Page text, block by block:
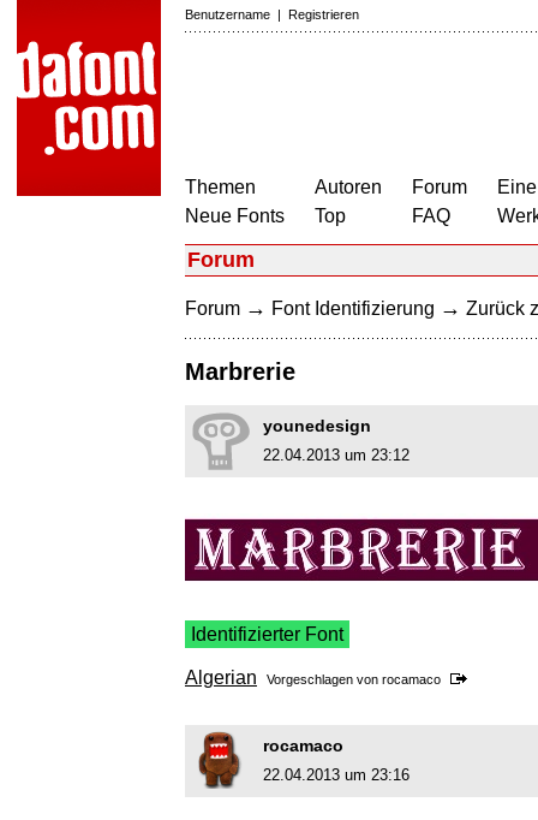
Benutzername | Registrieren
Themen
Neue Fonts
Autoren
Top
Forum
FAQ
Forum
Forum → Font Identifizierung → Zurück
Marbrerie
younedesign
22.04.2013 um 23:12
Identifizierter Font
Algerian Vorgeschlagen von rocamaco
rocamaco
22.04.2013 um 23:16